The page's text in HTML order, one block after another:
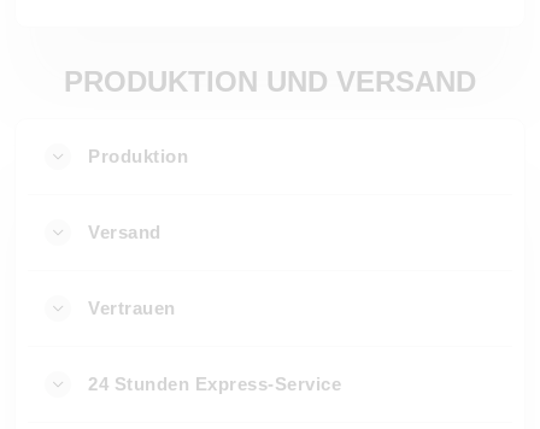
PRODUKTION UND VERSAND
Produktion
Versand
Vertrauen
24 Stunden Express-Service